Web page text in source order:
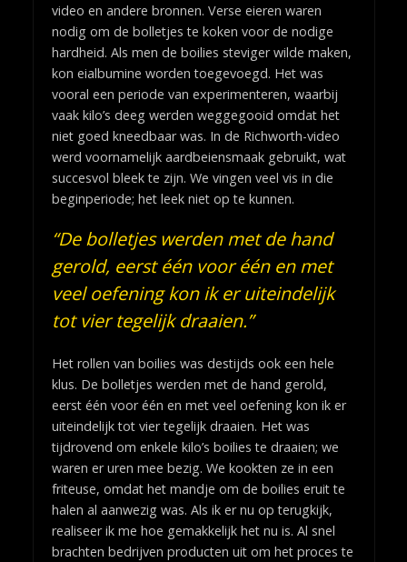
video en andere bronnen. Verse eieren waren
nodig om de bolletjes te koken voor de nodige
hardheid. Als men de boilies steviger wilde maken,
kon eialbumine worden toegevoegd. Het was
vooral een periode van experimenteren, waarbij
vaak kilo’s deeg werden weggegooid omdat het
niet goed kneedbaar was. In de Richworth-video
werd voornamelijk aardbeiensmaak gebruikt, wat
succesvol bleek te zijn. We vingen veel vis in die
beginperiode; het leek niet op te kunnen.
“De bolletjes werden met de hand
gerold, eerst één voor één en met
veel oefening kon ik er uiteindelijk
tot vier tegelijk draaien.”
Het rollen van boilies was destijds ook een hele
klus. De bolletjes werden met de hand gerold,
eerst één voor één en met veel oefening kon ik er
uiteindelijk tot vier tegelijk draaien. Het was
tijdrovend om enkele kilo’s boilies te draaien; we
waren er uren mee bezig. We kookten ze in een
friteuse, omdat het mandje om de boilies eruit te
halen al aanwezig was. Als ik er nu op terugkijk,
realiseer ik me hoe gemakkelijk het nu is. Al snel
brachten bedrijven producten uit om het proces te